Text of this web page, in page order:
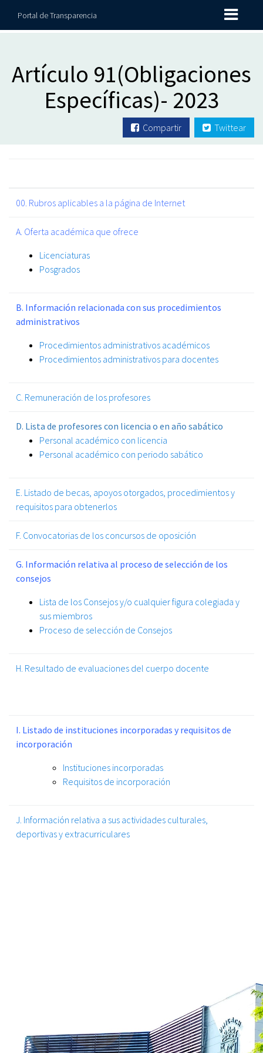
Portal de Transparencia
Artículo 91(Obligaciones
Específicas)- 2023
Compartir Twittear
00. Rubros aplicables a la página de Internet
A. Oferta académica que ofrece
Licenciaturas
Posgrados
B. Información relacionada con sus procedimientos
administrativos
Procedimientos administrativos académicos
Procedimientos administrativos para docentes
C. Remuneración de los profesores
D. Lista de profesores con licencia o en año sabático
Personal académico con licencia
Personal académico con periodo sabático
E. Listado de becas, apoyos otorgados, procedimientos y
requisitos para obtenerlos
F. Convocatorias de los concursos de oposición
G. Información relativa al proceso de selección de los
consejos
Lista de los Consejos y/o cualquier figura colegiada y
sus miembros
Proceso de selección de Consejos
H. Resultado de evaluaciones del cuerpo docente
I. Listado de instituciones incorporadas y requisitos de
incorporación
Instituciones incorporadas
Requisitos de incorporación
J. Información relativa a sus actividades culturales,
deportivas y extracurriculares